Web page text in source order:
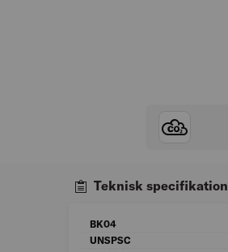
Teknisk specifikation
BK04
UNSPSC